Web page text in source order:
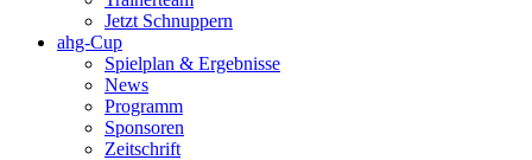
Jetzt Schnuppern
ahg-Cup
Spielplan & Ergebnisse
News
Programm
Sponsoren
Zeitschrift